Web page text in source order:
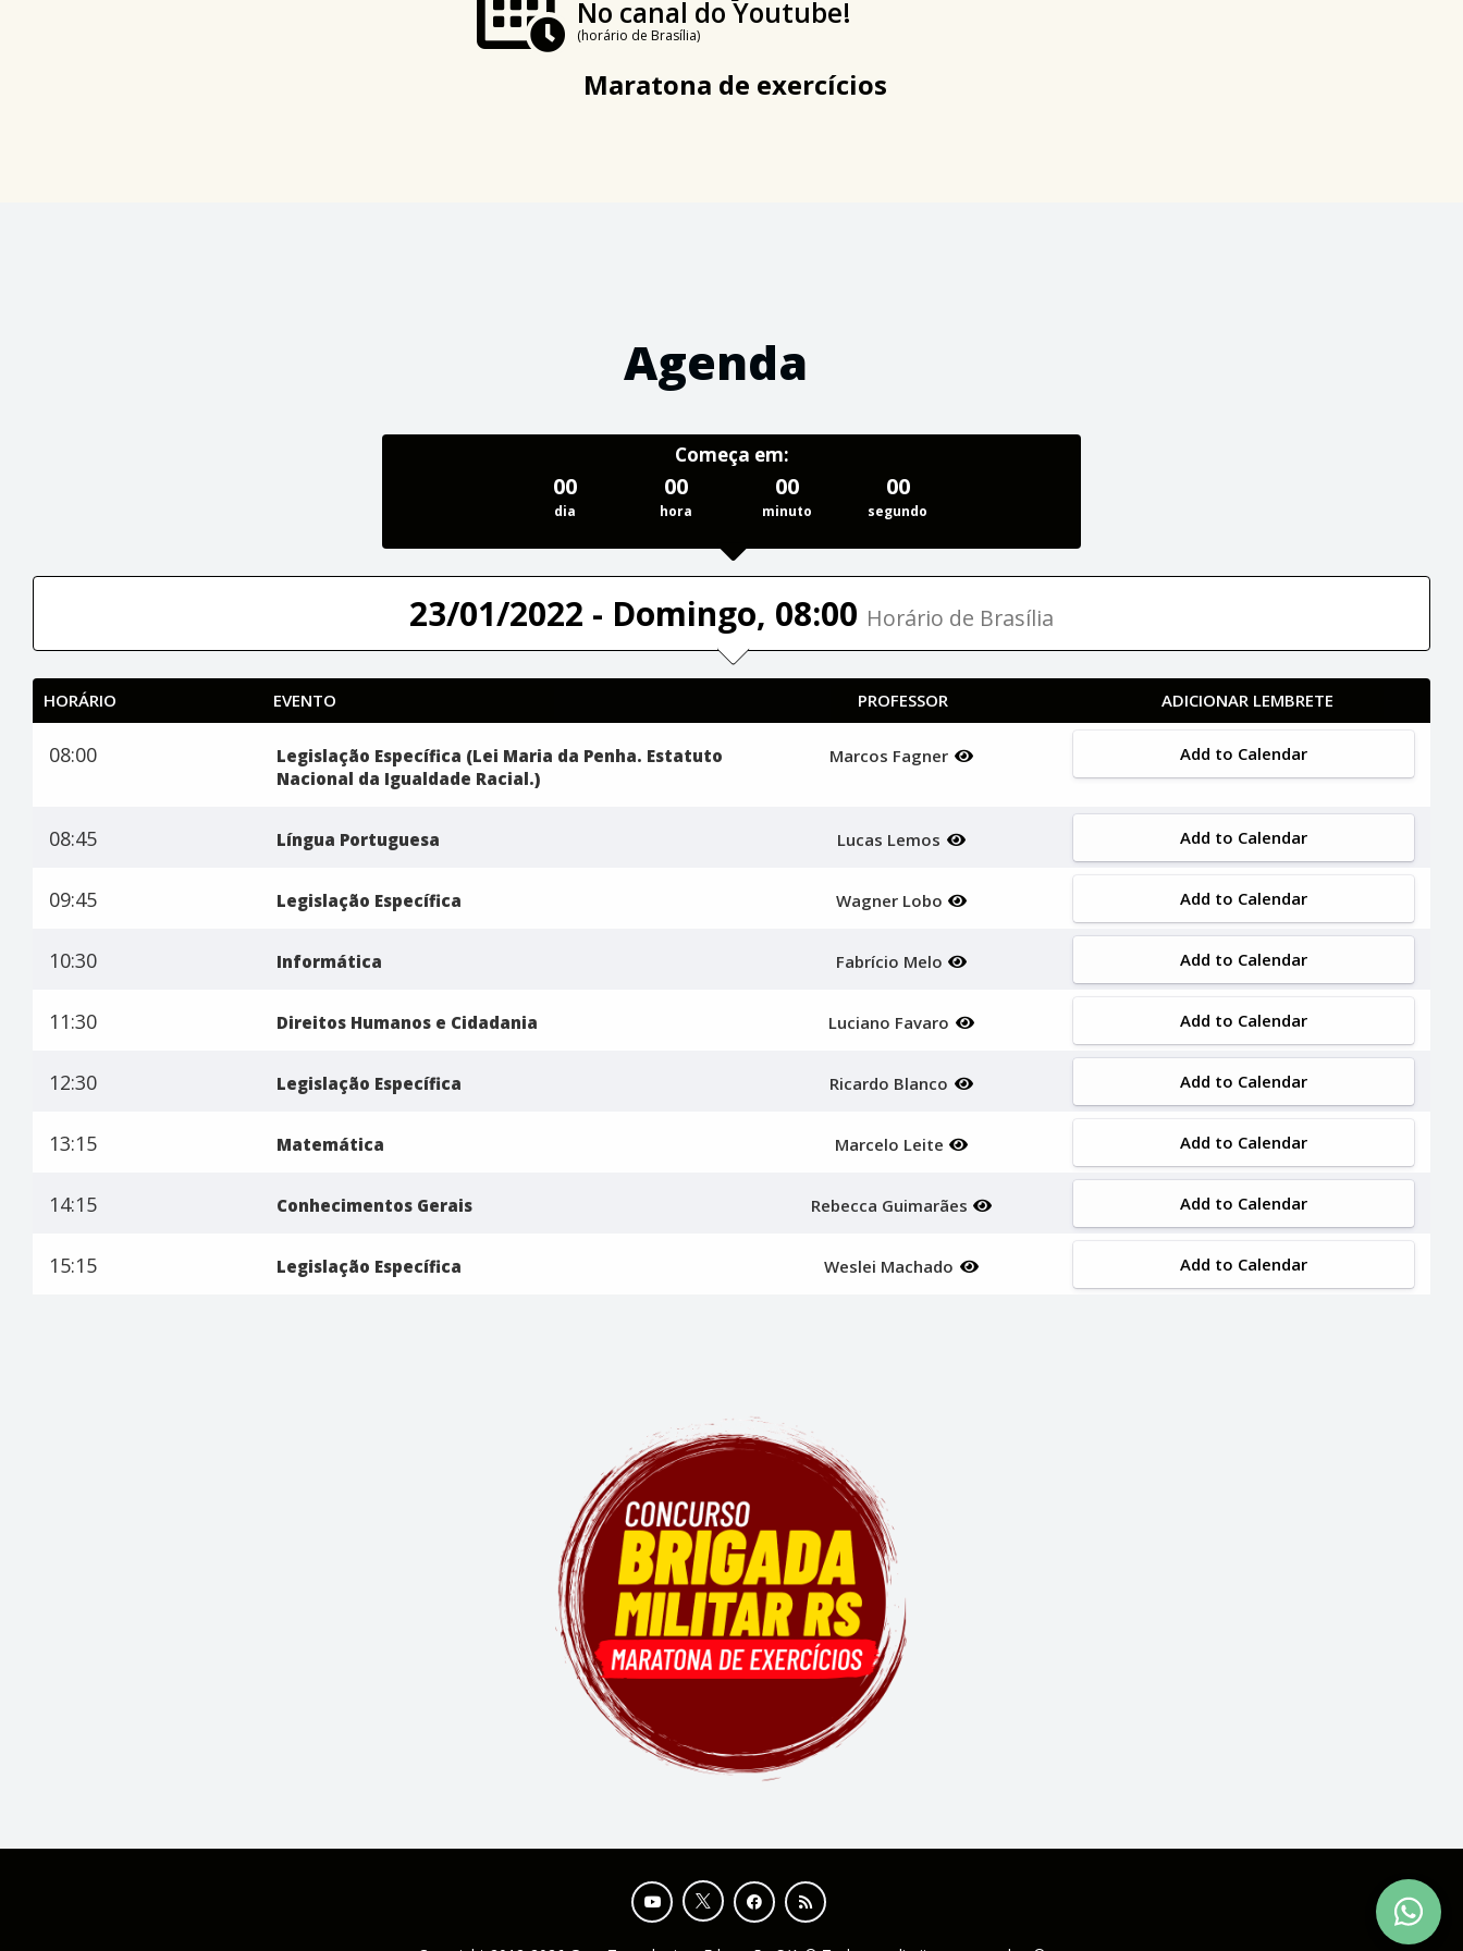
No canal do Youtube!
(horário de Brasília)
Maratona de exercícios
Agenda
Começa em:
00
dia
00
hora
00
minuto
00
segundo
23/01/2022 - Domingo, 08:00 Horário de Brasília
HORÁRIO EVENTO PROFESSOR ADICIONAR LEMBRETE
08:00
Legislação Específica (Lei Maria da Penha. Estatuto
Nacional da Igualdade Racial.)
Marcos Fagner Add to Calendar
08:45 Língua Portuguesa Lucas Lemos Add to Calendar
09:45 Legislação Específica Wagner Lobo Add to Calendar
10:30 Informática Fabrício Melo Add to Calendar
11:30 Direitos Humanos e Cidadania Luciano Favaro Add to Calendar
12:30 Legislação Específica Ricardo Blanco Add to Calendar
13:15 Matemática Marcelo Leite Add to Calendar
14:15 Conhecimentos Gerais Rebecca Guimarães Add to Calendar
15:15 Legislação Específica Weslei Machado Add to Calendar